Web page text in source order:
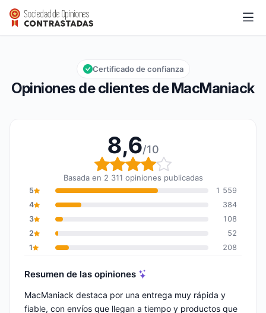
MacManiack
Calificación global: 8,6 de 10
8,6/10
Opiniones de clientes de MacManiack
Certificado de confianza
8,6/10
Calificación global: 8,6
Basada en 2 311 opiniones publicadas
5
1 559
4
384
3
108
2
52
1
208
Resumen de las opiniones
MacManiack destaca por una entrega muy rápida y
fiable, con envíos que llegan a tiempo y productos que